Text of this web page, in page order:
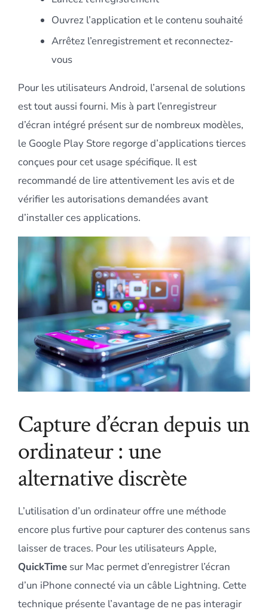
Ouvrez l’application et le contenu souhaité
Arrêtez l’enregistrement et reconnectez-
vous
Pour les utilisateurs Android, l’arsenal de solutions
est tout aussi fourni. Mis à part l’enregistreur
d’écran intégré présent sur de nombreux modèles,
le Google Play Store regorge d’applications tierces
conçues pour cet usage spécifique. Il est
recommandé de lire attentivement les avis et de
vérifier les autorisations demandées avant
d’installer ces applications.
Capture d’écran depuis un
ordinateur : une
alternative discrète
L’utilisation d’un ordinateur offre une méthode
encore plus furtive pour capturer des contenus sans
laisser de traces. Pour les utilisateurs Apple,
QuickTimesur Mac permet d’enregistrer l’écran
d’un iPhone connecté via un câble Lightning. Cette
technique présente l’avantage de ne pas interagir